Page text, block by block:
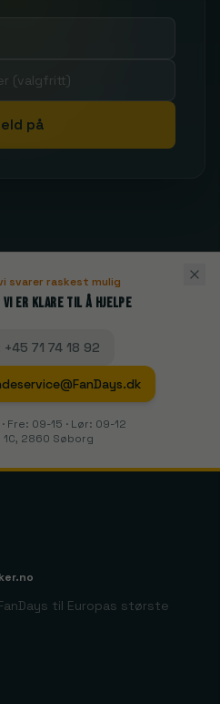
på
svarer raskest mulig
Vi er klare til å hjelpe
+45 71 74 18 92
Fre: 09-15 · Lør: 09-12
1C, 2860 Søborg
til Europas største